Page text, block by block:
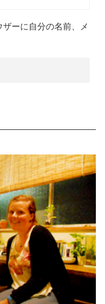
ーに自分の名前、メ